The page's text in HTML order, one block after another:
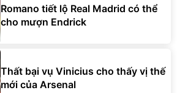
Romano tiết lộ Real Madrid có thể
cho mượn Endrick
Thất bại vụ Vinicius cho thấy vị thế
mới của Arsenal